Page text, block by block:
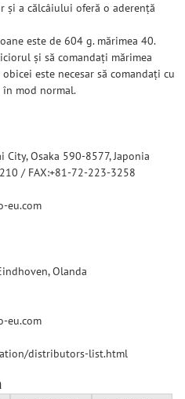
a călcâiului oferă o aderență
este de 604 g. mărimea 40.
și să comandați mărimea
este necesar să comandați cu
mod normal.
City, Osaka 590-8577, Japonia
/ FAX:+81-72-223-3258
eu.com
Olanda
eu.com
distributors-list.html